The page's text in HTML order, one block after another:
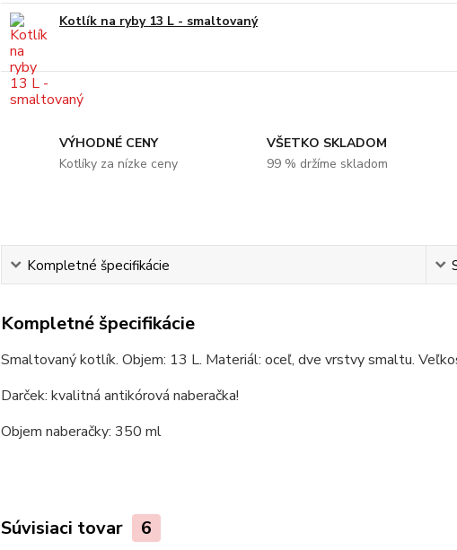
Kotlík na ryby 13 L - smaltovaný
VÝHODNÉ CENY
Kotlíky za nízke ceny
VŠETKO SKLADOM
99 % držíme skladom
Kompletné špecifikácie
Kompletné špecifikácie
Smaltovaný kotlík. Objem: 13 L. Materiál: oceľ, dve vrstvy smaltu.
Darček: kvalitná antikórová naberačka!
Objem naberačky: 350 ml
Súvisiaci tovar 6